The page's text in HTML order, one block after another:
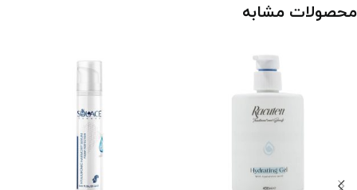
محصولات مشابه